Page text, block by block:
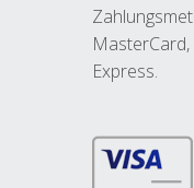
Express.